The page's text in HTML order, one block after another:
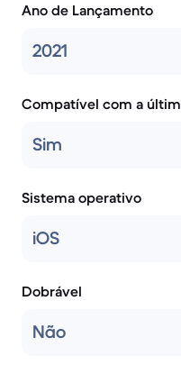
Ano de Lançamento
2021
Compatível com a
Sim
Sistema operativo
iOS
Dobrável
Não